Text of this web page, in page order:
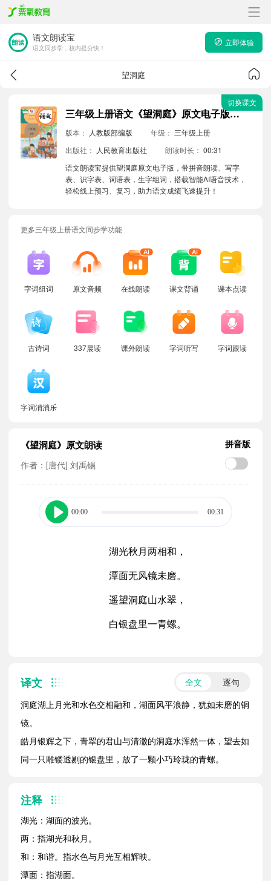
语文朗读宝
语文同步学，校内提分快！
立即体验
望洞庭
三年级上册语文《望洞庭》原文电子版带拼音朗读音频
版本： 人教版部编版 年级： 三年级上册
出版社：
人民教育出版社 朗读时长： 00:31
语文朗读宝提供望洞庭原文电子版，带拼音朗读、写字
表、识字表、词语表，生字组词，搭载智能AI语音技术，
轻松线上预习、复习，助力语文成绩飞速提升！
切换课文
更多三年级上册语文同步学功能
字词组词 原文音频 在线朗读 课文背诵 课本点读
古诗词 337晨读 课外朗读 字词听写 字词跟读
字词消消乐
《望洞庭》原文朗读
作者：[唐代] 刘禹锡
拼音版
00:00 00:31
湖光秋月两相和，
潭面无风镜未磨。
遥望洞庭山水翠，
白银盘里一青螺。
译文 全文
逐句
洞庭湖上月光和水色交相融和，湖面风平浪静，犹如未磨的铜
镜。
皓月银辉之下，青翠的君山与清澈的洞庭水浑然一体，望去如
同一只雕镂透剔的银盘里，放了一颗小巧玲珑的青螺。
注释
湖光：湖面的波光。
两：指湖光和秋月。
和：和谐。指水色与月光互相辉映。
潭面：指湖面。